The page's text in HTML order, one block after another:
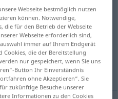
anklicken/antippen)
Webseite bestmöglich nutzen
können. Notwendige,
die für den Betrieb der Webseite
Webseite erforderlich sind,
immer auf Ihrem Endgerät
Cookies, die der Bereitstellung
nur gespeichert, wenn Sie uns
Button Ihr Einverständnis
ohne Akzeptieren“. Sie
zukünftige Besuche unserer
Informationen zu den Cookies